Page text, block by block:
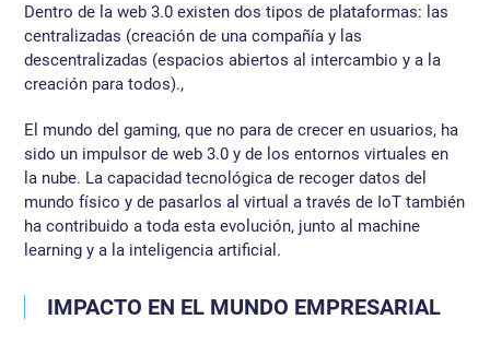
Dentro de la web 3.0 existen dos tipos de plataformas: las
centralizadas (creación de una compañía y las
descentralizadas (espacios abiertos al intercambio y a la
creación para todos).,
El mundo del gaming, que no para de crecer en usuarios, ha
sido un impulsor de web 3.0 y de los entornos virtuales en
la nube. La capacidad tecnológica de recoger datos del
mundo físico y de pasarlos al virtual a través de IoT también
ha contribuido a toda esta evolución, junto al machine
learning y a la inteligencia artificial.
IMPACTO EN EL MUNDO EMPRESARIAL